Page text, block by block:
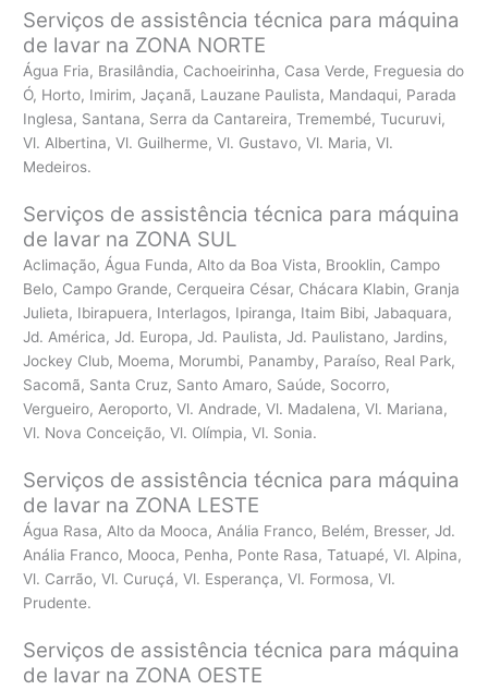
Serviços de assistência técnica para máquina
de lavar na ZONA NORTE
Água Fria, Brasilândia, Cachoeirinha, Casa Verde, Freguesia do
Ó, Horto, Imirim, Jaçanã, Lauzane Paulista, Mandaqui, Parada
Inglesa, Santana, Serra da Cantareira, Tremembé, Tucuruvi,
Vl. Albertina, Vl. Guilherme, Vl. Gustavo, Vl. Maria, Vl.
Medeiros.
Serviços de assistência técnica para máquina
de lavar na ZONA SUL
Aclimação, Água Funda, Alto da Boa Vista, Brooklin, Campo
Belo, Campo Grande, Cerqueira César, Chácara Klabin, Granja
Julieta, Ibirapuera, Interlagos, Ipiranga, Itaim Bibi, Jabaquara,
Jd. América, Jd. Europa, Jd. Paulista, Jd. Paulistano, Jardins,
Jockey Club, Moema, Morumbi, Panamby, Paraíso, Real Park,
Sacomã, Santa Cruz, Santo Amaro, Saúde, Socorro,
Vergueiro, Aeroporto, Vl. Andrade, Vl. Madalena, Vl. Mariana,
Vl. Nova Conceição, Vl. Olímpia, Vl. Sonia.
Serviços de assistência técnica para máquina
de lavar na ZONA LESTE
Água Rasa, Alto da Mooca, Anália Franco, Belém, Bresser, Jd.
Anália Franco, Mooca, Penha, Ponte Rasa, Tatuapé, Vl. Alpina,
Vl. Carrão, Vl. Curuçá, Vl. Esperança, Vl. Formosa, Vl.
Prudente.
Serviços de assistência técnica para máquina
de lavar na ZONA OESTE